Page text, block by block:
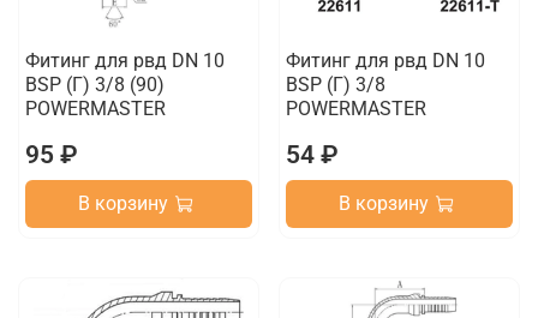
Фитинг для рвд DN 10
BSP (Г) 3/8 (90)
POWERMASTER
95 ₽
В корзину
Фитинг для рвд DN 10
BSP (Г) 3/8
POWERMASTER
54 ₽
В корзину